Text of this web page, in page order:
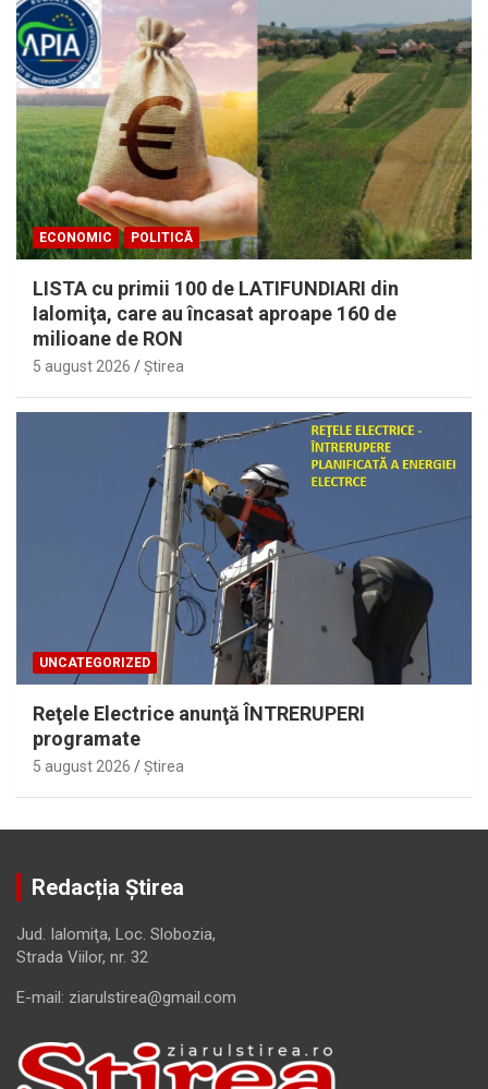
ECONOMIC POLITICĂ
LISTA cu primii 100 de LATIFUNDIARI din
Ialomiţa, care au încasat aproape 160 de
milioane de RON
5 august 2026 Ştirea
UNCATEGORIZED
Reţele Electrice anunţă ÎNTRERUPERI
programate
5 august 2026 Ştirea
Redacția Știrea
Jud. Ialomiţa, Loc. Slobozia,
Strada Viilor, nr. 32
E-mail: ziarulstirea@gmail.com